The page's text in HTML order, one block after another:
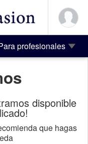
profesionales
disponible
que hagas